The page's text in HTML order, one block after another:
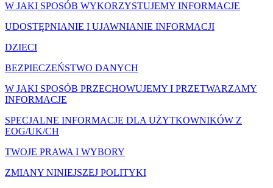
W JAKI SPOSÓB WYKORZYSTUJEMY INFORMACJE
UDOSTĘPNIANIE I UJAWNIANIE INFORMACJI
DZIECI
BEZPIECZEŃSTWO DANYCH
W JAKI SPOSÓB PRZECHOWUJEMY I PRZETWARZAMY
INFORMACJE
SPECJALNE INFORMACJE DLA UŻYTKOWNIKÓW Z
EOG/UK/CH
TWOJE PRAWA I WYBORY
ZMIANY NINIEJSZEJ POLITYKI